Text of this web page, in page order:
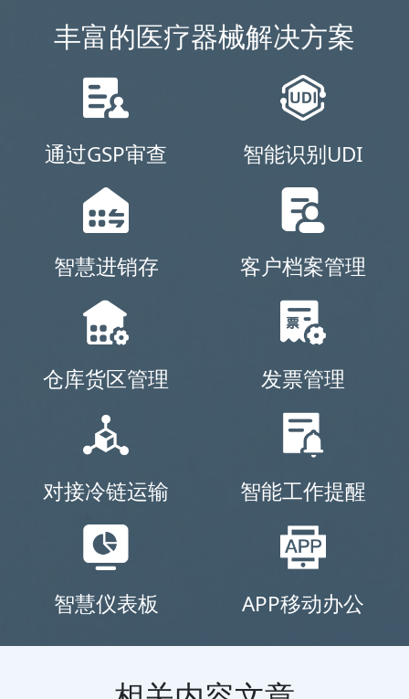
丰富的医疗器械解决方案
通过GSP审查 智能识别UDI
智慧进销存 客户档案管理
仓库货区管理 发票管理
对接冷链运输 智能工作提醒
智慧仪表板 APP移动办公